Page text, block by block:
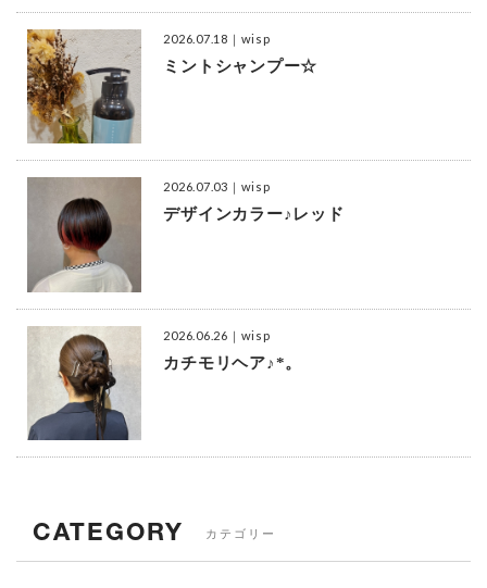
2026.07.18 ｜wisp
ミントシャンプー☆
2026.07.03 ｜wisp
デザインカラー♪レッド
2026.06.26 ｜wisp
カチモリヘア♪*。
CATEGORY カテゴリー